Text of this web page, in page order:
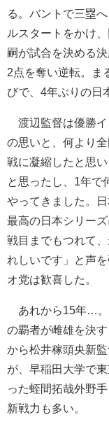
る。バントで三塁
ルスタートをかけ
嗣が試合を決める
2点を奪い逆転。ま
びで、4年ぶりの日
渡辺監督は優勝イ
の思いと、何より
戦に凝縮したと思
と思ったし、1年で
やってきました。
最高の日本シリー
戦目までもつれて
れしいです」と声
オ党は歓喜した。
あれから15年…。
の覇者が雌雄を決
から松井稼頭央新
が、早稲田大学で
った蛭間拓哉外野
新戦力も多い。